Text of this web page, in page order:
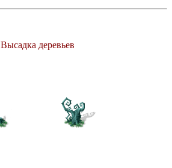
Высадка деревьев